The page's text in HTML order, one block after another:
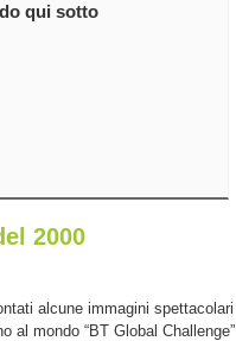
qui sotto
2000
alcune immagini spettacolari
al mondo “BT Global Challenge”